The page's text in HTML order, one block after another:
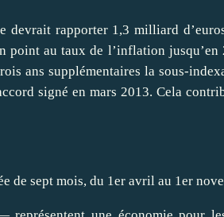
devrait rapporter 1,3 milliard
point au taux de l’inflation jusqu’en
ans supplémentaires la sous-
signé en mars 2013. Cela
de sept mois, du 1er avril au 1er